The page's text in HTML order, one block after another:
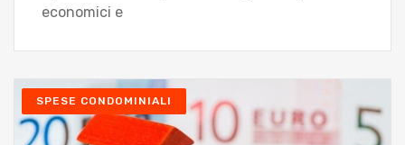
economici e
SPESE CONDOMINIALI